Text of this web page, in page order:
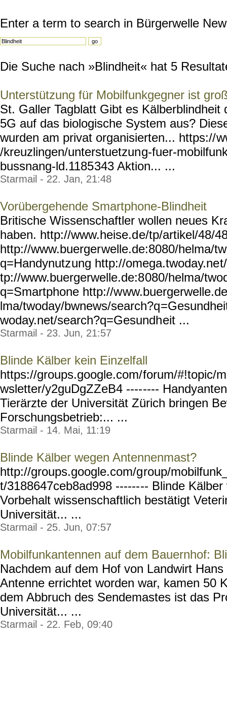
Enter a term to search in Bürgerwelle
Die Suche nach »Blindheit« hat 5
Unterstützung für Mobilfunkgegner ist
St. Galler Tagblatt Gibt es
5G auf das biologische System aus?
wurden am privat organisierten... https://
/kreuzlingen/unterstuetzung-fuer-
bussnang-ld.1185343 Aktion... ...
Starmail - 22. Jan, 21:48
Vorübergehende Smartphone-Blindheit
Britische Wissenschaftler wollen neues
haben. http://www.heise.de/tp/artikel/48/
http://www.buergerwelle.de:8080/helma/
q=Handynutzung http://omega.twoday.ne
tp://www.buergerwelle.de:8080/helma/
q=Smartphone http://w
lma/twoday/bwnews/search?q
woday.net/search?q=Gesundheit ...
Starmail - 23. Jun, 21:57
Blinde Kälber kein Einzelfall
https://groups.google.com/forum/#!topic/
wsletter/y2guDgZZeB4 --------
Tierärzte der Universität Zürich bringen
Forschungsbetrieb:... ...
Starmail - 14. Mai, 11:19
Blinde Kälber wegen Antennenmast?
http://groups.google.com/group/
t/3188647ceb8ad998 -------- Blinde
Vorbehalt wissenschaftlich bestätigt
Universität... ...
Starmail - 25. Jun, 07:57
Mobilfunkantennen auf dem Bauernhof:
Nachdem auf dem Hof von Landwirt
Antenne errichtet worden war, kamen 50
dem Abbruch des Sendemastes ist das
Universität... ...
Starmail - 22. Feb, 09:40